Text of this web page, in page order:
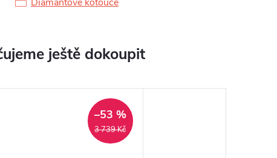
ještě dokoupit
3 739 Kč
–53 %